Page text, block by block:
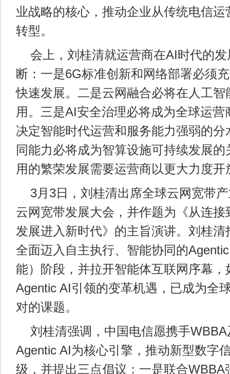
业战略的核心，推动企业从传统电信
转型。
会上，刘桂清就运营商在AI时代的
断：一是6G标准创新和网络部署必须
快速发展。二是云网融合必将在人工智
用。三是AI安全治理必将成为全球运营
决定智能时代运营和服务能力强弱的
同能力必将成为智算设施可持续发展
用的繁荣发展需要运营商以更大力度开
3月3日，刘桂清出席全球云网宽带
云网宽带发展大会，并作题为《从连
发展进入新时代》的主旨演讲。刘桂
全面迈入自主执行、智能协同的
能）阶段，并拉开智能体互联网序幕，
Agentic AI引领的变革机遇，已成为全
对的课题。
刘桂清强调，中国电信愿携手
Agentic AI为核心引擎，推动新型数字
级，并提出三点倡议：一是联合WBBA